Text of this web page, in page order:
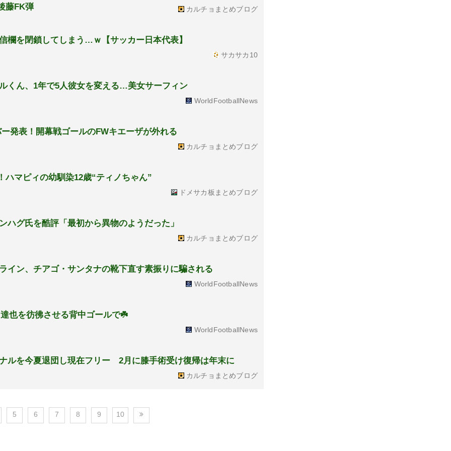
藤FK弾 カルチョまとめブログ
欄を閉鎖してしまう…ｗ【サッカー日本代表】
サカサカ10
ん、1年で5人彼女を変える…美女サーフィン
WorldFootballNews
発表！開幕戦ゴールのFWキエーザが外れる
カルチョまとめブログ
ハマピィの幼馴染12歳“ティノちゃん”
ドメサカ板まとめブログ
ハグ氏を酷評「最初から異物のようだった」
カルチョまとめブログ
ン、チアゴ・サンタナの靴下直す素振りに騙される
WorldFootballNews
也を彷彿させる背中ゴールで☘️
WorldFootballNews
ルを今夏退団し現在フリー 2月に膝手術受け復帰は年末に
カルチョまとめブログ
5 6 7 8 9 10